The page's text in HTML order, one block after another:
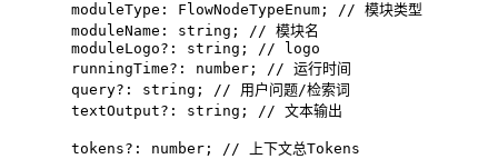
  moduleType
: FlowNodeTypeEnum ; // 模块类型
  moduleName
: string ; // 模块名
  moduleLogo
?: string ; // logo
  runningTime
?: number ; // 运行时间
  query
?: string ; // 用户问题/检索词
  textOutput
?: string ; // 文本输出
  tokens
?: number ; // 上下文总Tokens